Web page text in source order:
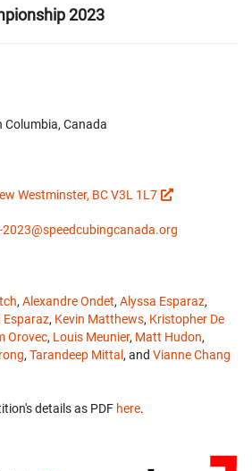
2023
Columbia, Canada
Westminster, BC V3L 1L7
, Alexandre Ondet, Alyssa Esparaz,
, Kevin Matthews, Kristopher De
Orovec, Louis Meunier, Matt Hudon,
, Tarandeep Mittal , and Vianne Chang
details as PDF here.